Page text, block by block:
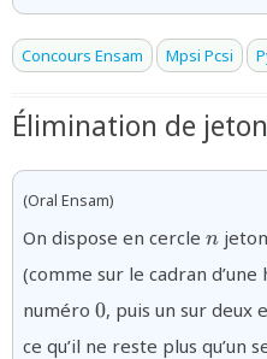
Concours Ensam Mpsi Pcsi
Élimination de
(Oral Ensam)
On dispose en cercle {n}
n
(comme sur le cadran
numéro {0}
0, puis un sur deux
ce qu’il ne reste plus qu’un